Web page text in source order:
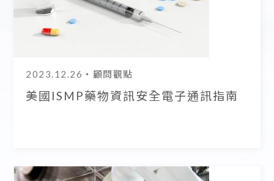
2023.12.26 ・顧問觀點
美國ISMP藥物資訊安全電子通訊指南